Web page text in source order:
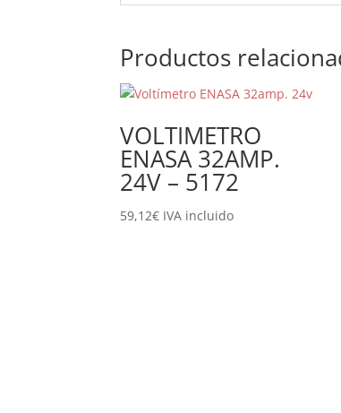
Productos
VOLTIMETRO
ENASA 32AMP.
24V – 5172
59,12€ IVA incluido